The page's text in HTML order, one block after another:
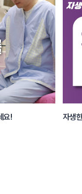
요!